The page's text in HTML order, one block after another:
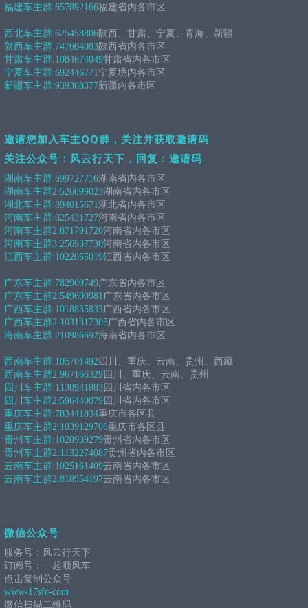
福建车主群:657892166福建省内各市区
西北车主群:625458806陕西、甘肃、宁夏、青海、新疆
陕西车主群:747604083陕西省内各市区
甘肃车主群:1084674049甘肃省内各市区
宁夏车主群:692446771宁夏境内各市区
新疆车主群:939368377新疆内各市区
邀请您加入车主QQ群，关注并获取邀请码
关注公众号：风云行天下，回复：邀请码
湖南车主群:699727716湖南省内各市区
湖南车主群2:526099023湖南省内各市区
湖北车主群:894015671湖北省内各市区
河南车主群:825431727河南省内各市区
河南车主群2:871791720河南省内各市区
河南车主群3:256937730河南省内各市区
江西车主群:1022055019江西省内各市区
广东车主群:782909749广东省内各市区
广东车主群2:549690981广东省内各市区
广西车主群:1018835833广西省内各市区
广西车主群2:1031317305广西省内各市区
海南车主群:210986692海南省内各市区
西南车主群:105701492 四川、重庆、云南、贵州、西藏
西南车主群2:967166329 四川、重庆、云南、贵州
四川车主群:1130941883 四川省内各市区
四川车主群2:596440879 四川省内各市区
重庆车主群:783441834重庆市各区县
重庆车主群2:1039129708重庆市各区县
贵州车主群:1020939279贵州省内各市区
贵州车主群2:1132274087贵州省内各市区
云南车主群:1025161409云南省内各市区
云南车主群2:818954197云南省内各市区
微信公众号
服务号：风云行天下
订阅号：一起顺风车
点击复制公众号
www-17sfc-com
微信扫描二维码